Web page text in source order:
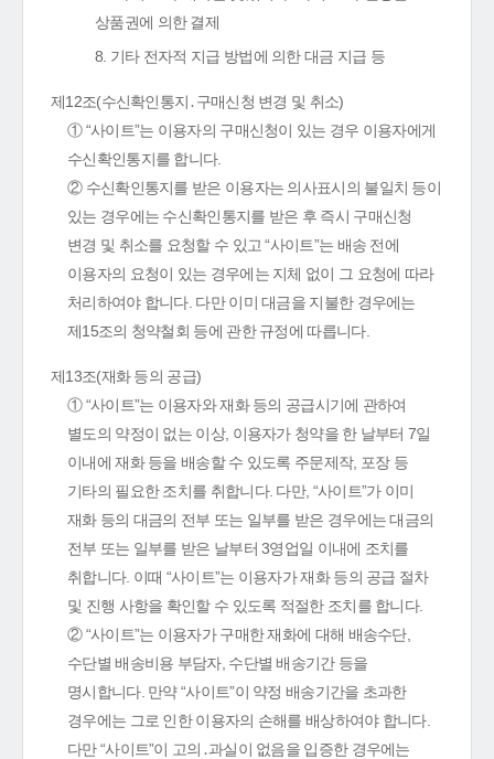
상품권에 의한 결제
8. 기타 전자적 지급 방법에 의한 대금 지급 등
제12조(수신확인통지․구매신청 변경 및 취소)
① “사이트”는 이용자의 구매신청이 있는 경우 이용자에게
수신확인통지를 합니다.
② 수신확인통지를 받은 이용자는 의사표시의 불일치 등이
있는 경우에는 수신확인통지를 받은 후 즉시 구매신청
변경 및 취소를 요청할 수 있고 “사이트”는 배송 전에
이용자의 요청이 있는 경우에는 지체 없이 그 요청에 따라
처리하여야 합니다. 다만 이미 대금을 지불한 경우에는
제15조의 청약철회 등에 관한 규정에 따릅니다.
제13조(재화 등의 공급)
① “사이트”는 이용자와 재화 등의 공급시기에 관하여
별도의 약정이 없는 이상, 이용자가 청약을 한 날부터 7일
이내에 재화 등을 배송할 수 있도록 주문제작, 포장 등
기타의 필요한 조치를 취합니다. 다만, “사이트”가 이미
재화 등의 대금의 전부 또는 일부를 받은 경우에는 대금의
전부 또는 일부를 받은 날부터 3영업일 이내에 조치를
취합니다. 이때 “사이트”는 이용자가 재화 등의 공급 절차
및 진행 사항을 확인할 수 있도록 적절한 조치를 합니다.
② “사이트”는 이용자가 구매한 재화에 대해 배송수단,
수단별 배송비용 부담자, 수단별 배송기간 등을
명시합니다. 만약 “사이트”이 약정 배송기간을 초과한
경우에는 그로 인한 이용자의 손해를 배상하여야 합니다.
다만 “사이트”이 고의․과실이 없음을 입증한 경우에는